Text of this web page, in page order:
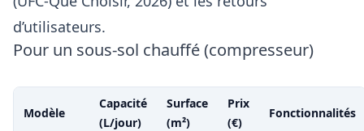
d’utilisateurs.
Pour un sous-sol chauffé (compresseur)
Modèle
Capacité
(L/jour)
Surface
(m²)
Prix
(€)
Fonctionnalités